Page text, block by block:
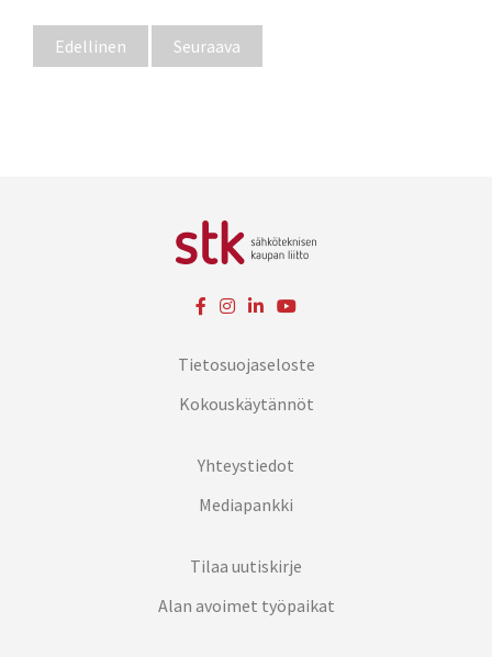
Edellinen Seuraava
Tietosuojaseloste
Kokouskäytännöt
Yhteystiedot
Mediapankki
Tilaa uutiskirje
Alan avoimet työpaikat